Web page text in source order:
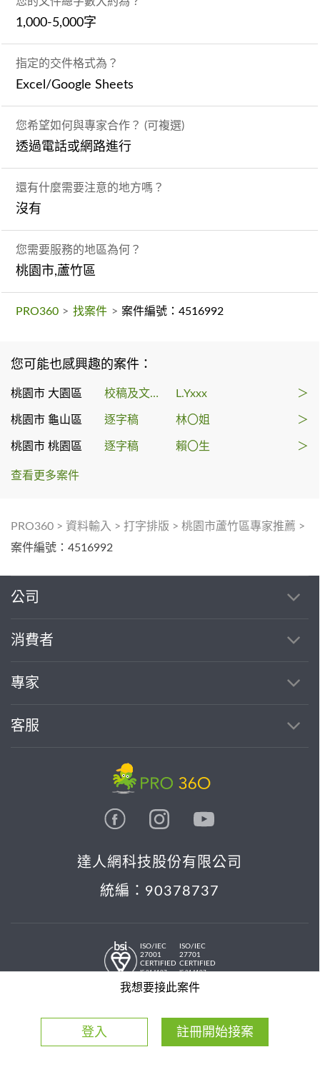
1,000-5,000字
指定的交件格式為？
Excel/Google Sheets
您希望如何與專家合作？ (可複選)
透過電話或網路進行
還有什麼需要注意的地方嗎？
沒有
您需要服務的地區為何？
桃園市,蘆竹區
PRO360 > 找案件 > 案件編號：4516992
您可能也感興趣的案件：
桃園市 大園區 校稿及文字編輯 L.Yxxx ＞
桃園市 龜山區 逐字稿 林〇姐 ＞
桃園市 桃園區 逐字稿 賴〇生 ＞
查看更多案件
PRO360 > 資料輸入 > 打字排版 > 桃園市蘆竹區專家推薦 >
案件編號：4516992
我想要接此案件
登入 註冊開始接案
公司
消費者
專家
客服
達人網科技股份有限公司
統編：90378737
ISO/IEC
27001
CERTIFIED
IS 814197
ISO/IEC
27701
CERTIFIED
IS 814197
© 2026 PRO36O. All rights reserved.